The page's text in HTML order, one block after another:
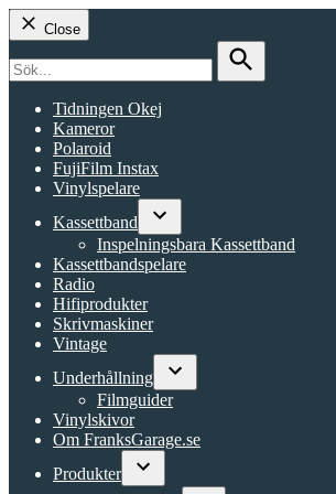
Close
for:
Search
Tidningen Okej
Kameror
Polaroid
FujiFilm Instax
Vinylspelare
Kassettband
Open
dropdown
menu
Inspelningsbara Kassettband
Kassettbandspelare
Radio
Hifiprodukter
Skrivmaskiner
Vintage
Underhållning
Open
Filmguider
Vinylskivor
Om FranksGarage.se
Produkter
Open